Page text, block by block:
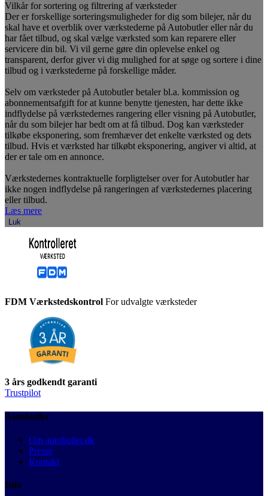
Vilkår for sortering og filtrering af værksteder
Der er forskellige sorteringsmuligheder for dig som bilejer, når du
skal have et overblik over værkstederne på Autobutler eller når du
har fået tilbud, og skal vælge værksted som kan reparere eller
servicere din bil. Vi vil gerne gøre din oplevelse enkel og
transparent, derfor giver vi dig mulighed for at søge og sortere i dine
tilbud og i værkstederne på forskellige måder.
Selv om værksteder på Autobutler betaler bl.a. kommission og
abonnementsafgift for at kunne benytte tjenesten, har dette ikke
indflydelse på værkstedernes rangering eller visning på Autobutler,
når du som bilejer har bedt om at få tilbud. Dog kan værksteder
tilkøbe eksponering, som fremhæver det enkelte værksted og dets
tilbud. Hvis et værksted har tilkøbt eksponering, angiver vi altid, at
der er tale om en annonce.
Værkstedernes kontraktuelle forpligtelser over for Autobutler har
ikke nogen indflydelse på rangeringen af værkstedernes placering
eller tilbud.
Læs mere
Luk
FDM Værkstedskontrol For udvalgte værksteder
3 års godkendt garanti
Trustpilot
Autobutler
Om autobutler.dk
Presse
Kontakt
Info